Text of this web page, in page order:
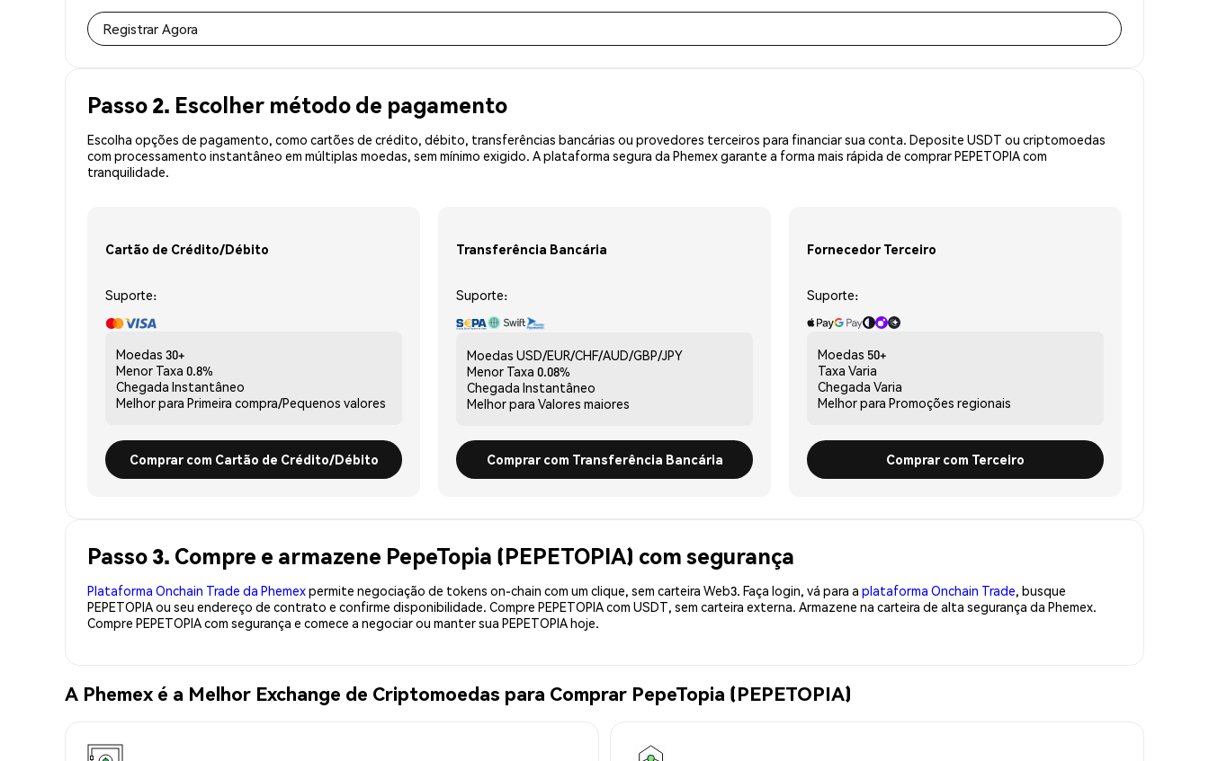
Registrar Agora
Passo 2. Escolher método de pagamento
Escolha opções de pagamento, como cartões de crédito, débito, transferências bancárias ou provedores terceiros para financiar sua conta. Deposite USDT ou criptomoedas
com processamento instantâneo em múltiplas moedas, sem mínimo exigido. A plataforma segura da Phemex garante a forma mais rápida de comprar PEPETOPIA com
tranquilidade.
Cartão de Crédito/Débito
Suporte:
Moedas 30+
Menor Taxa 0.8%
Chegada Instantâneo
Melhor para Primeira compra/Pequenos valores
Comprar com Cartão de Crédito/Débito
Transferência Bancária
Suporte:
Moedas USD/EUR/CHF/AUD/GBP/JPY
Menor Taxa 0.08%
Chegada Instantâneo
Melhor para Valores maiores
Comprar com Transferência Bancária
Fornecedor Terceiro
Suporte:
Moedas 50+
Taxa Varia
Chegada Varia
Melhor para Promoções regionais
Comprar com Terceiro
Passo 3. Compre e armazene PepeTopia (PEPETOPIA) com segurança
Plataforma Onchain Trade da Phemexpermite negociação de tokens on-chain com um clique, sem carteira Web3. Faça login, vá para a plataforma Onchain Trade, busque
PEPETOPIA ou seu endereço de contrato e confirme disponibilidade. Compre PEPETOPIA com USDT, sem carteira externa. Armazene na carteira de alta segurança da Phemex.
Compre PEPETOPIA com segurança e comece a negociar ou manter sua PEPETOPIA hoje.
A Phemex é a Melhor Exchange de Criptomoedas para Comprar PepeTopia (PEPETOPIA)